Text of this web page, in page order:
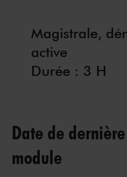
Magistrale,
active
Durée : 3 H
Date de
module